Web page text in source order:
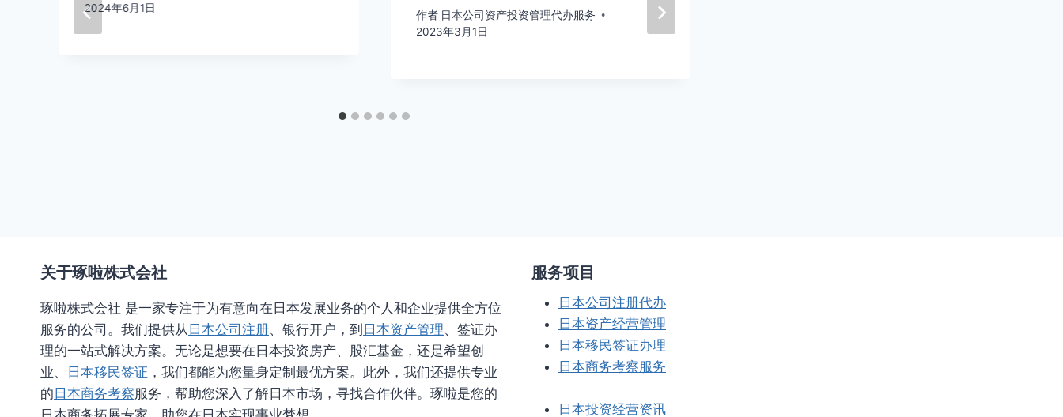
2024年6月1日
作者 日本公司资产投资管理代办服务
2023年3月1日
关于琢啦株式会社
琢啦株式会社 是一家专注于为有意向在日本发展业务的个人和企业提供全方位
服务的公司。我们提供从 日本公司注册、银行开户，到日本资产管理、签证办
理的一站式解决方案。无论是想要在日本投资房产、股汇基金，还是希望创
业、 日本移民签证 ，我们都能为您量身定制最优方案。此外，我们还提供专业
的日本商务考察服务，帮助您深入了解日本市场，寻找合作伙伴。琢啦是您的
服务项目
日本公司注册代办
日本资产经营管理
日本移民签证办理
日本商务考察服务
日本投资经营资讯